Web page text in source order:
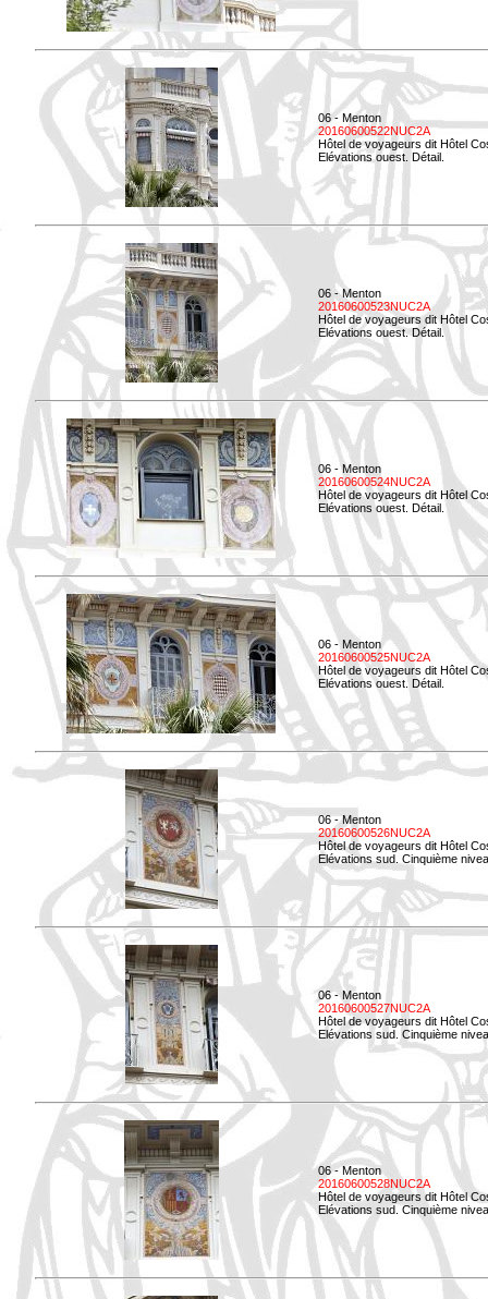
06 - Menton
20160600522NUC2A
Hôtel de voyageurs dit Hôtel
Elévations ouest. Détail.
06 - Menton
20160600523NUC2A
Hôtel de voyageurs dit Hôtel
Elévations ouest. Détail.
06 - Menton
20160600524NUC2A
Hôtel de voyageurs dit Hôtel
Elévations ouest. Détail.
06 - Menton
20160600525NUC2A
Hôtel de voyageurs dit Hôtel
Elévations ouest. Détail.
06 - Menton
20160600526NUC2A
Hôtel de voyageurs dit Hôtel
Elévations sud. Cinquième
06 - Menton
20160600527NUC2A
Hôtel de voyageurs dit Hôtel
Elévations sud. Cinquième
06 - Menton
20160600528NUC2A
Hôtel de voyageurs dit Hôtel
Elévations sud. Cinquième